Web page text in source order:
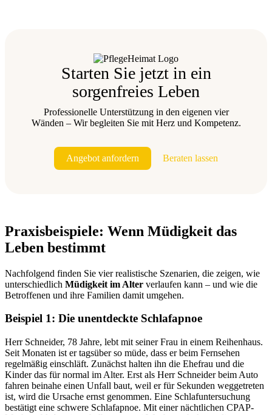
Starten Sie jetzt in ein
sorgenfreies Leben
Professionelle Unterstützung in den eigenen vier
Wänden – Wir begleiten Sie mit Herz und Kompetenz.
Angebot anfordern Beraten lassen
Praxisbeispiele: Wenn Müdigkeit das
Leben bestimmt
Nachfolgend finden Sie vier realistische Szenarien, die zeigen, wie
unterschiedlich Müdigkeit im Alter verlaufen kann – und wie die
Betroffenen und ihre Familien damit umgehen.
Beispiel 1: Die unentdeckte Schlafapnoe
Herr Schneider, 78 Jahre, lebt mit seiner Frau in einem Reihenhaus.
Seit Monaten ist er tagsüber so müde, dass er beim Fernsehen
regelmäßig einschläft. Zunächst halten ihn die Ehefrau und die
Kinder das für normal im Alter. Erst als Herr Schneider beim Auto
fahren beinahe einen Unfall baut, weil er für Sekunden weggetreten
ist, wird die Ursache ernst genommen. Eine Schlafuntersuchung
bestätigt eine schwere Schlafapnoe. Mit einer nächtlichen CPAP-